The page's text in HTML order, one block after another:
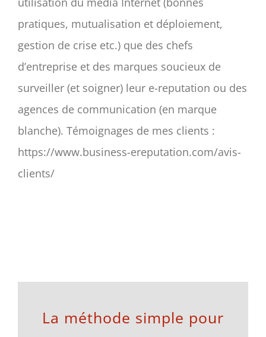
pratiques, mutualisation et déploiement,
gestion de crise etc.) que des chefs
d’entreprise et des marques soucieux de
surveiller (et soigner) leur e-reputation ou des
agences de communication (en marque
blanche). Témoignages de mes clients :
https://www.business-ereputation.com/avis-
clients/
La méthode simple pour